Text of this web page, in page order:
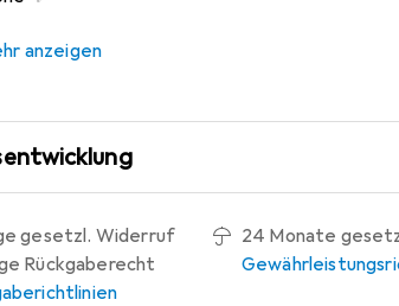
anzeigen
gesetzl. Widerruf
Rückgaberecht
24 Monate